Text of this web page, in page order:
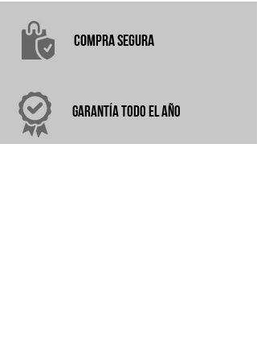
COMPRASEGURA
garantÍA TODO EL AÑO